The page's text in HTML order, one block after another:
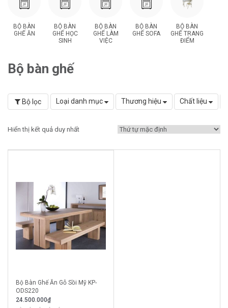
BỘ BÀN
GHẾ ĂN
BỘ BÀN
GHẾ HỌC
SINH
BỘ BÀN
GHẾ LÀM
VIỆC
BỘ BÀN
GHẾ SOFA
BỘ BÀN
GHẾ TRANG
ĐIỂM
Bộ bàn ghế
Bộ lọc Loại danh mục Thương hiệu Chất liệu
Hiển thị kết quả duy nhất
Bộ Bàn Ghế Ăn Gỗ Sồi Mỹ KP-
ODS220
24.500.000₫